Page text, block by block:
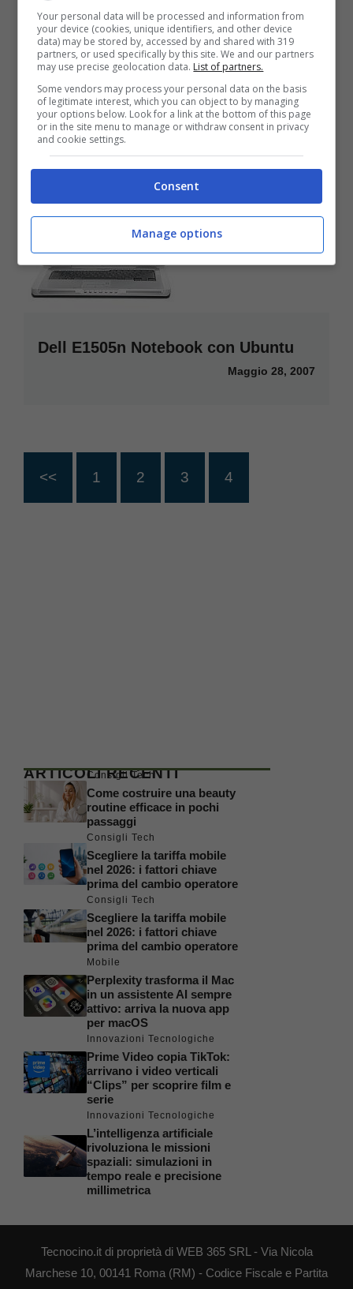
Singapore Airlines offre Pc Linux a
bordo
Agosto 28, 2007
Dell E1505n Notebook con Ubuntu
Maggio 28, 2007
<< 1 2 3 4
ARTICOLI RECENTI
Consigli Tech
Come costruire una beauty
routine efficace in pochi
passaggi
Consigli Tech
Scegliere la tariffa mobile
nel 2026: i fattori chiave
prima del cambio operatore
Consigli Tech
Scegliere la tariffa mobile
nel 2026: i fattori chiave
prima del cambio operatore
Mobile
Perplexity trasforma il Mac
in un assistente AI sempre
attivo: arriva la nuova app
per macOS
Innovazioni Tecnologiche
Prime Video copia TikTok:
arrivano i video verticali
“Clips” per scoprire film e
serie
Innovazioni Tecnologiche
L’intelligenza artificiale
rivoluziona le missioni
spaziali: simulazioni in
tempo reale e precisione
millimetrica
Tecnocino.it di proprietà di WEB 365 SRL - Via Nicola
Marchese 10, 00141 Roma (RM) - Codice Fiscale e Partita
Your personal data will be processed and information from
your device (cookies, unique identifiers, and other device
data) may be stored by, accessed by and shared with 319
partners, or used specifically by this site. We and our partners
may use precise geolocation data. List of partners.
Some vendors may process your personal data on the basis
of legitimate interest, which you can object to by managing
your options below. Look for a link at the bottom of this page
or in the site menu to manage or withdraw consent in privacy
and cookie settings.
Consent
Manage options